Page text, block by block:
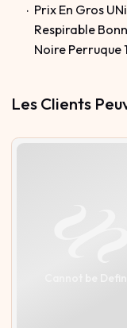
Prix En Gros
Respirable
Noire Perruque
Les Clients